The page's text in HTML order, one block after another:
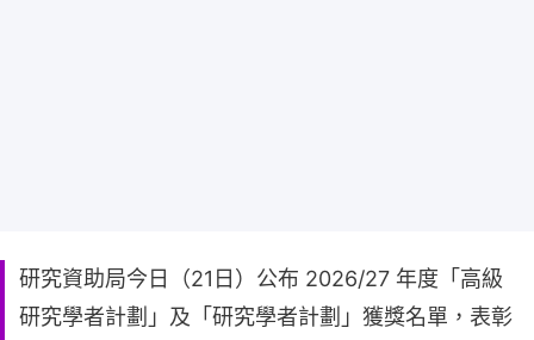
研究資助局今日（21日）公布 2026/27 年度「高級
研究學者計劃」及「研究學者計劃」獲獎名單，表彰